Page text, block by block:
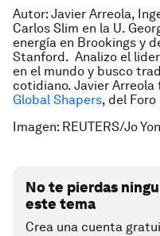
Autor: Javier Arreola,
Carlos Slim en la U.
energía en Brookings y
Stanford. Analizo el
en el mundo y busco
cotidiano. Javier
Global Shapers, del
Imagen: REUTERS/Jo
No te pierdas
este tema
Crea una cuenta